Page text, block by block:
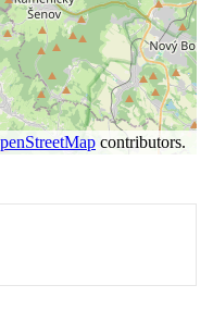
Pavla v
na